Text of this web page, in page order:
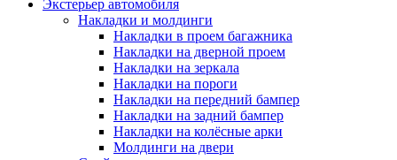
Экстерьер автомобиля
Накладки и молдинги
Накладки в проем багажника
Накладки на дверной проем
Накладки на зеркала
Накладки на пороги
Накладки на передний бампер
Накладки на задний бампер
Накладки на колёсные арки
Молдинги на двери